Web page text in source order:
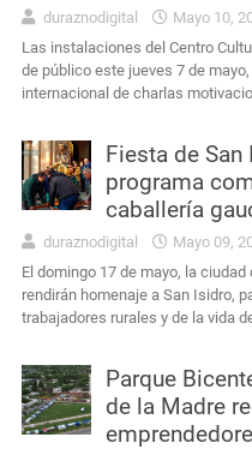
duraznodigital Mayo 10,
Las instalaciones del Centro
de público este jueves 7 de
internacional de charlas
Fiesta de San
programa
caballería
duraznodigital Mayo 09,
El domingo 17 de mayo, la
rendirán homenaje a San Isidro,
trabajadores rurales y de la vida
Parque
de la Madre